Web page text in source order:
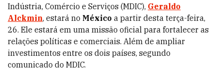
Indústria, Comércio e Serviços (MDIC), Geraldo
Alckmin, estará no México a partir desta terça-feira,
26. Ele estará em uma missão oficial para fortalecer as
relações políticas e comerciais. Além de ampliar
investimentos entre os dois países, segundo
comunicado do MDIC.